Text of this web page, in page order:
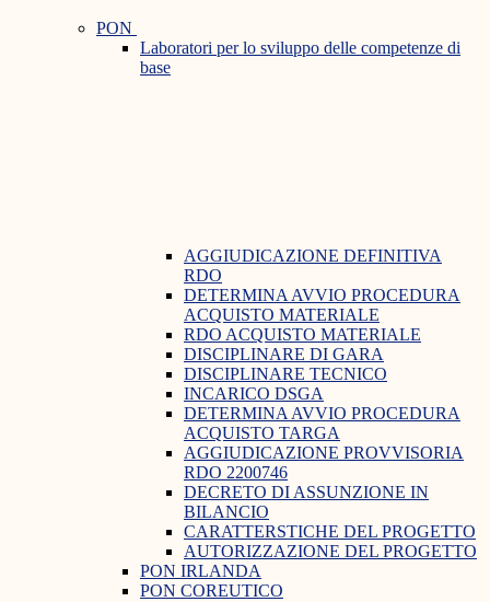
PON
Laboratori per lo sviluppo delle competenze di
base
AGGIUDICAZIONE DEFINITIVA
RDO
DETERMINA AVVIO PROCEDURA
ACQUISTO MATERIALE
RDO ACQUISTO MATERIALE
DISCIPLINARE DI GARA
DISCIPLINARE TECNICO
INCARICO DSGA
DETERMINA AVVIO PROCEDURA
ACQUISTO TARGA
AGGIUDICAZIONE PROVVISORIA
RDO 2200746
DECRETO DI ASSUNZIONE IN
BILANCIO
CARATTERSTICHE DEL PROGETTO
AUTORIZZAZIONE DEL PROGETTO
PON IRLANDA
PON COREUTICO